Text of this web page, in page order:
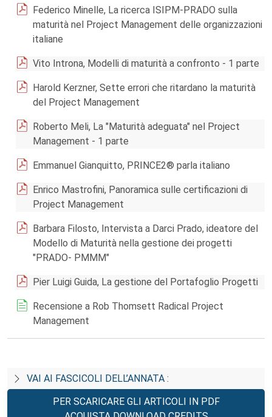
Federico Minelle, La ricerca ISIPM-PRADO sulla
maturità nel Project Management delle organizzazioni
italiane
Vito Introna, Modelli di maturità a confronto - 1 parte
Harold Kerzner, Sette errori che ritardano la maturità
del Project Management
Roberto Meli, La "Maturità adeguata" nel Project
Management - 1 parte
Emmanuel Gianquitto, PRINCE2® parla italiano
Enrico Mastrofini, Panoramica sulle certificazioni di
Project Management
Barbara Filosto, Intervista a Darci Prado, ideatore del
Modello di Maturità nella gestione dei progetti
"PRADO- PMMM"
Pier Luigi Guida, La gestione del Portafoglio Progetti
Recensione a Rob Thomsett Radical Project
Management
VAI AI FASCICOLI DELL’ANNATA :
PER SCARICARE GLI ARTICOLI IN PDF